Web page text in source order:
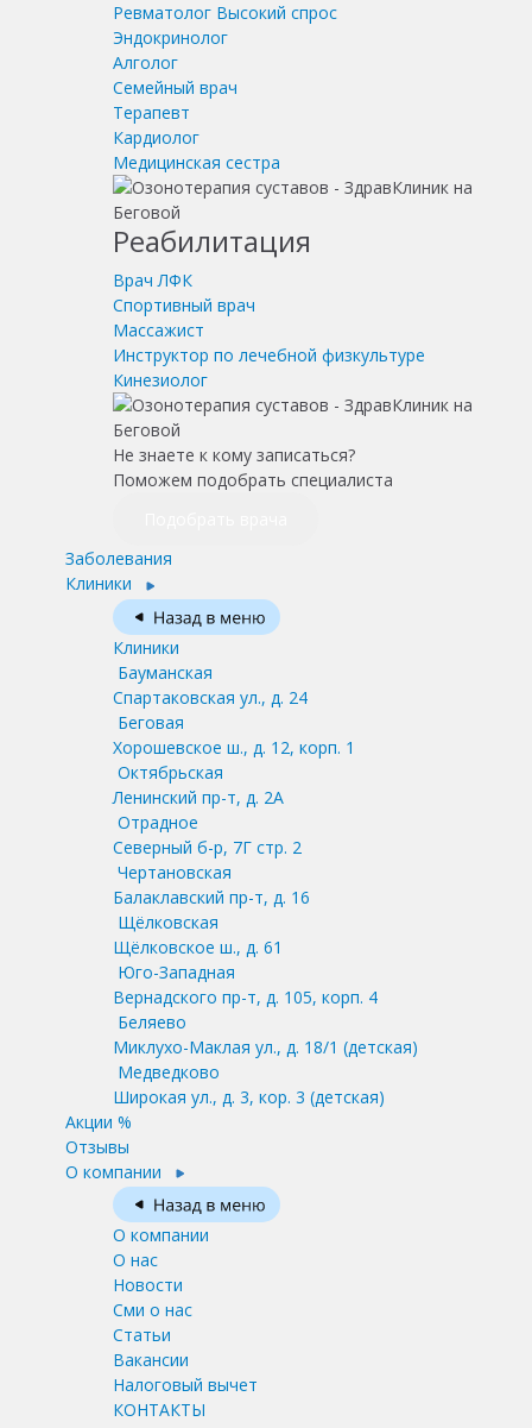
Ревматолог Высокий спрос
Эндокринолог
Алголог
Семейный врач
Терапевт
Кардиолог
Медицинская сестра
Реабилитация
Врач ЛФК
Спортивный врач
Массажист
Инструктор по лечебной физкультуре
Кинезиолог
Не знаете к кому записаться?
Поможем подобрать специалиста
Заболевания
Клиники
Клиники
Бауманская
Спартаковская ул., д. 24
Беговая
Хорошевское ш., д. 12, корп. 1
Октябрьская
Ленинский пр-т, д. 2А
Отрадное
Северный б-р, 7Г стр. 2
Чертановская
Балаклавский пр-т, д. 16
Щёлковская
Щёлковское ш., д. 61
Юго-Западная
Вернадского пр-т, д. 105, корп. 4
Беляево
Миклухо-Маклая ул., д. 18/1 (детская)
Медведково
Широкая ул., д. 3, кор. 3 (детская)
Акции %
Отзывы
О компании
О компании
О нас
Новости
Сми о нас
Статьи
Вакансии
Налоговый вычет
КОНТАКТЫ